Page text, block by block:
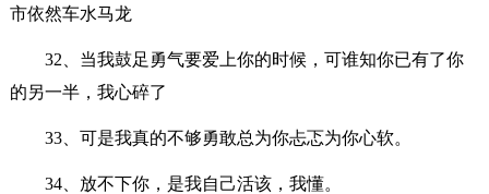
市依然车水马龙
32、当我鼓足勇气要爱上你的时候，可谁知你已有了你
的另一半，我心碎了
33、可是我真的不够勇敢总为你忐忑为你心软。
34、放不下你，是我自己活该，我懂。